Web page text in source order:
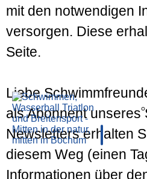
mit den notwendigen
versorgen. Diese
Seite.
Liebe
als Abonnent unseres
Newsletters erhalten
diesem Weg (einen
Informationen über